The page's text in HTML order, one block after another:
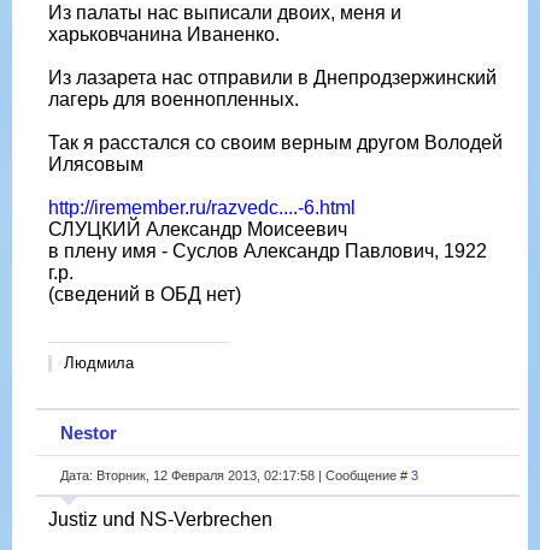
Из палаты нас выписали двоих, меня и
харьковчанина Иваненко.
Из лазарета нас отправили в Днепродзержинский
лагерь для военнопленных.
Так я расстался со своим верным другом Володей
Илясовым
http://iremember.ru/razvedc....-6.html
СЛУЦКИЙ Александр Моисеевич
в плену имя - Суслов Александр Павлович, 1922
г.р.
(сведений в ОБД нет)
Людмила
Nestor
Дата: Вторник, 12 Февраля 2013, 02:17:58 | Сообщение # 3
Justiz und NS-Verbrechen